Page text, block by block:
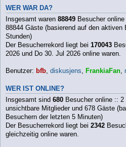
WER WAR DA?
Insgesamt waren 88849 Besucher
88844 Gäste (basierend auf den aktiven
Stunden)
Der Besucherrekord liegt bei 170043
2026 und Do 30. Jul 2026 online waren.
Benutzer: bfb, diskusjens, FrankiaFan,
WER IST ONLINE?
Insgesamt sind 680 Besucher online ::
unsichtbare Mitglieder und 678 Gäste
Besuchern der letzten 5 Minuten)
Der Besucherrekord liegt bei 2342
gleichzeitig online waren.